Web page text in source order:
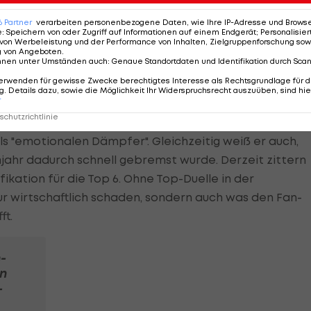
Erfolgserlebnisse
dass bei winterlichen Temperaturen ohnehin
- überhaupt, wenn die Leistungen zuletzt nicht
ein Schlag in die Magengrube", gibt Peschek zu
"emotionalen Dämpfer". Gleichzeitig weiß er auch,
dadurch schnell gebremst wurde. Derzeit zittern
für die Top 6. Ohne Top-Duelle in der
wirtschaftlich schaden, sondern auch was den Fan-
Partner verarbeiten personenbezogene Daten, wie Ihre IP-Adresse und
: Speichern von oder Zugriff auf Informationen auf einem Endgerät;
Werbeleistung und der Performance von Inhalten, Zielgruppenforschung
von Angeboten.
unter Umständen auch: Genaue Standortdaten und Identifikation durch
für gewisse Zwecke berechtigtes Interesse als Rechtsgrundlage für
Details dazu, sowie die Möglichkeit Ihr Widerspruchsrecht auszuüben, sind